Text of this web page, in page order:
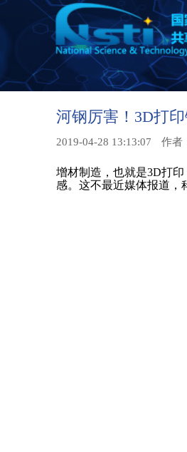
河钢厉害！3D打
2019-04-28 13:13:07 作者
增材制造，也就是3D打
感。这不最近媒体报道，